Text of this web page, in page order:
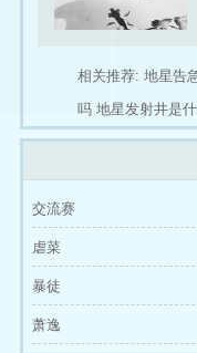
相关推荐: 地星告
吗 地星发射井是
交流赛
虐菜
暴徒
萧逸